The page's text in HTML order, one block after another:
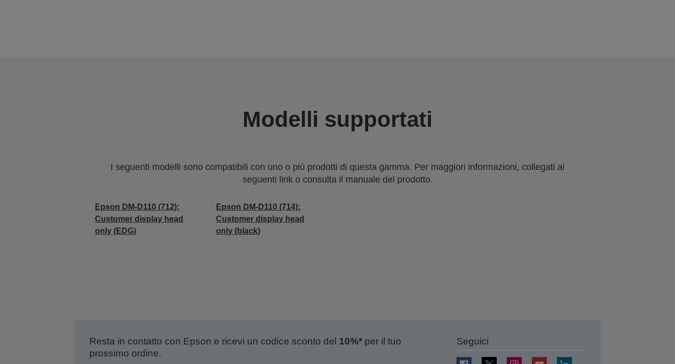
Modelli supportati
I seguenti modelli sono compatibili con uno o più prodotti di questa gamma. Per maggiori informazioni, collegati ai
seguenti link o consulta il manuale del prodotto.
Epson DM-D110 (712):
Customer display head
only (EDG)
Epson DM-D110 (714):
Customer display head
only (black)
Resta in contatto con Epson e ricevi un codice sconto del 10%*per il tuo
prossimo ordine.
Seguici